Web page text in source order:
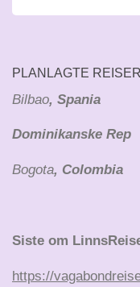
PLANLAGTE
Bilbao, Spania
Dominikanske Rep
Bogota, Colombia
Siste om
https://